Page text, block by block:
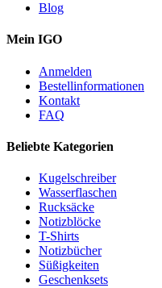
Blog
Mein IGO
Anmelden
Bestellinformationen
Kontakt
FAQ
Beliebte Kategorien
Kugelschreiber
Wasserflaschen
Rucksäcke
Notizblöcke
T-Shirts
Notizbücher
Süßigkeiten
Geschenksets